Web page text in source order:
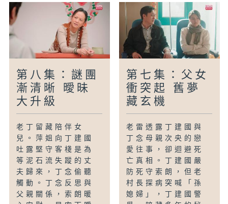
第八集：謎團
漸清晰 曖昧
大升級
老丁留藏陪伴女
兒。萍姐向丁建國
吐露堅守客棧是為
等泥石流失蹤的丈
夫歸來，丁念偷聽
觸動。丁念反思與
父親關係，索朗暖
第七集：父女
衝突起 舊夢
藏玄機
老雷透露丁建國與
丁念母親次央的戀
愛往事，卻迴避死
亡真相。丁建國嚴
防死守索朗，但老
村長探病突喊「孫
媳婦」，丁建國警